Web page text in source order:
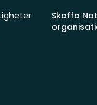
Skaffa